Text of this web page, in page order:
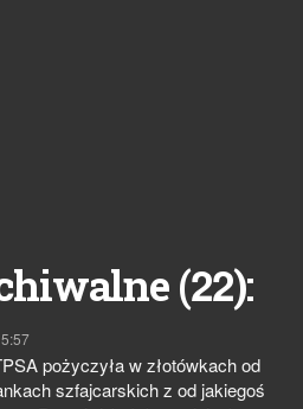
(22):
pożyczyła w złotówkach od
szfajcarskich z od jakiegoś